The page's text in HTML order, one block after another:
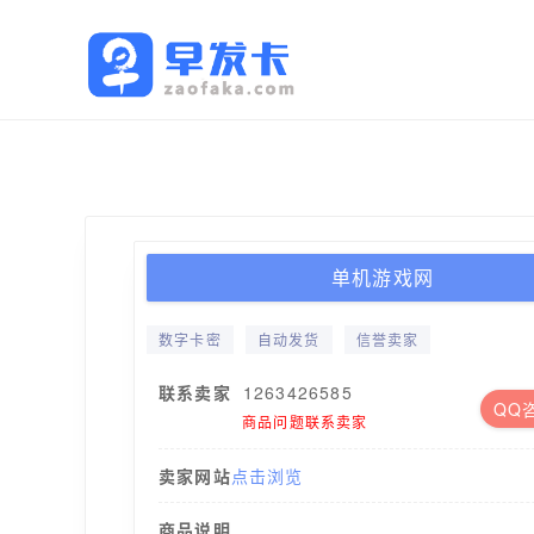
单机游戏网
数字卡密 自动发货 信誉卖家
联系卖家 1263426585
QQ
商品问题联系卖家
卖家网站点击浏览
商品说明